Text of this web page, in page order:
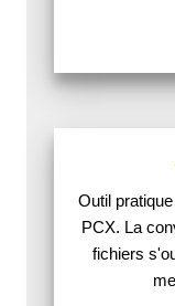
Outil
PCX. La
fichiers